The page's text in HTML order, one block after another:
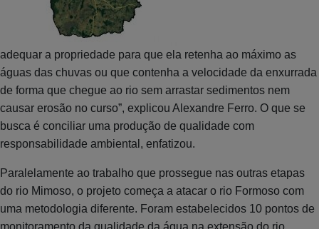
adequar a propriedade para que ela retenha ao máximo as
águas das chuvas ou que contenha a velocidade da enxurrada
de forma que chegue ao rio sem arrastar sedimentos nem
causar erosão no curso”, explicou Alexandre Ferro. O que se
busca é conciliar uma produção de qualidade com
responsabilidade ambiental, enfatizou.
Paralelamente ao trabalho que prossegue nas outras etapas
do rio Mimoso, o projeto começa a atacar o rio Formoso com
uma metodologia diferente. Foram estabelecidos 10 pontos de
monitoramento da qualidade da água na extensão do rio